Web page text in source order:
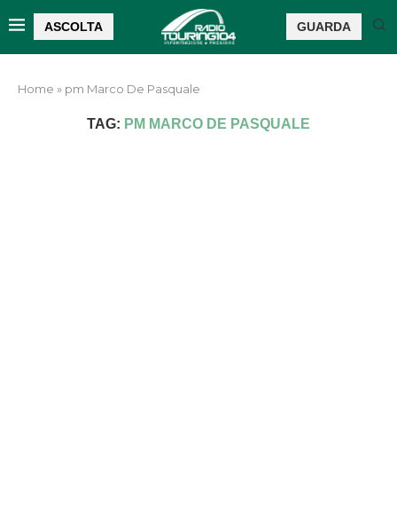
ASCOLTA GUARDA
Home » pm Marco De Pasquale
TAG: PM MARCO DE PASQUALE